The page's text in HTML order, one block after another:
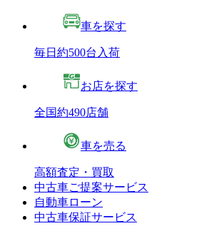
車を探す
毎日約500台入荷
お店を探す
全国約490店舗
車を売る
高額査定・買取
中古車ご提案サービス
自動車ローン
中古車保証サービス